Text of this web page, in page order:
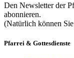
Den Newsletter der
abonnieren.
(Natürlich können
Pfarrei & Gottesdienste